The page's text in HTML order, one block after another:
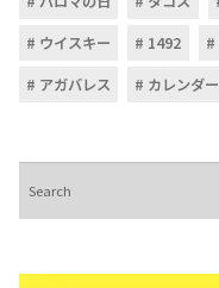
ウイスキー
1492
アガバレス
カレンダー
索